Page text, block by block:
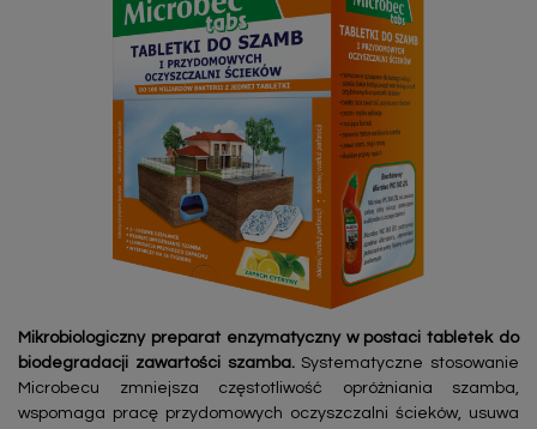
Mikrobiologiczny preparat enzymatyczny w postaci tabletek do
biodegradacji zawartości szamba.Systematyczne stosowanie
Microbecu zmniejsza częstotliwość opróżniania szamba,
wspomaga pracę przydomowych oczyszczalni ścieków, usuwa